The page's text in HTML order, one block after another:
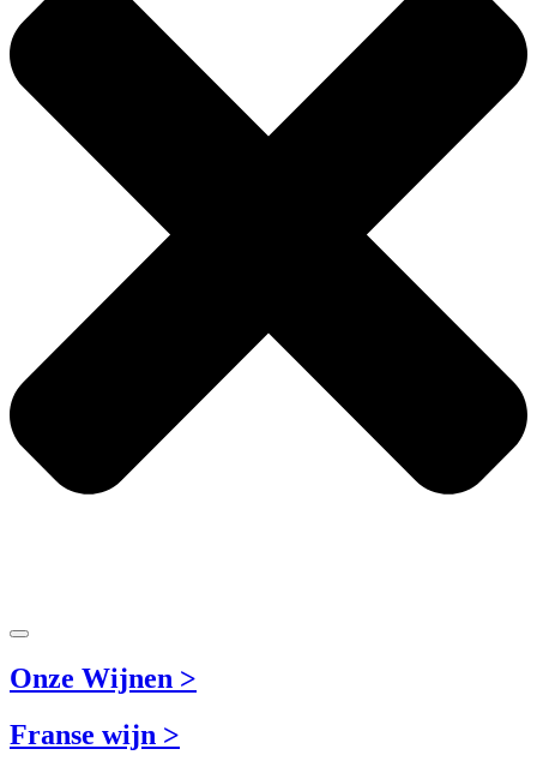
Onze Wijnen >
Franse wijn >